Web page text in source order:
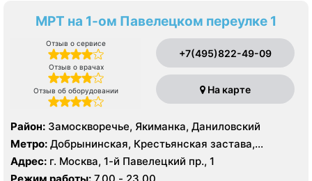
МРТ на 1-ом Павелецком переулке 1
Отзыв о сервисе
Отзыв о врачах
Отзыв об оборудовании
+7(495)822-49-09
На карте
Район: Замоскворечье, Якиманка, Даниловский
Метро: Добрынинская, Крестьянская застава,
Новокузнецкая, Октябрьская, Павелецкая, Полянка,
Пролетарская, Серпуховская, Третьяковская,
Адрес: г. Москва, 1-й Павелецкий пр., 1
Режим работы: 7.00 - 23.00